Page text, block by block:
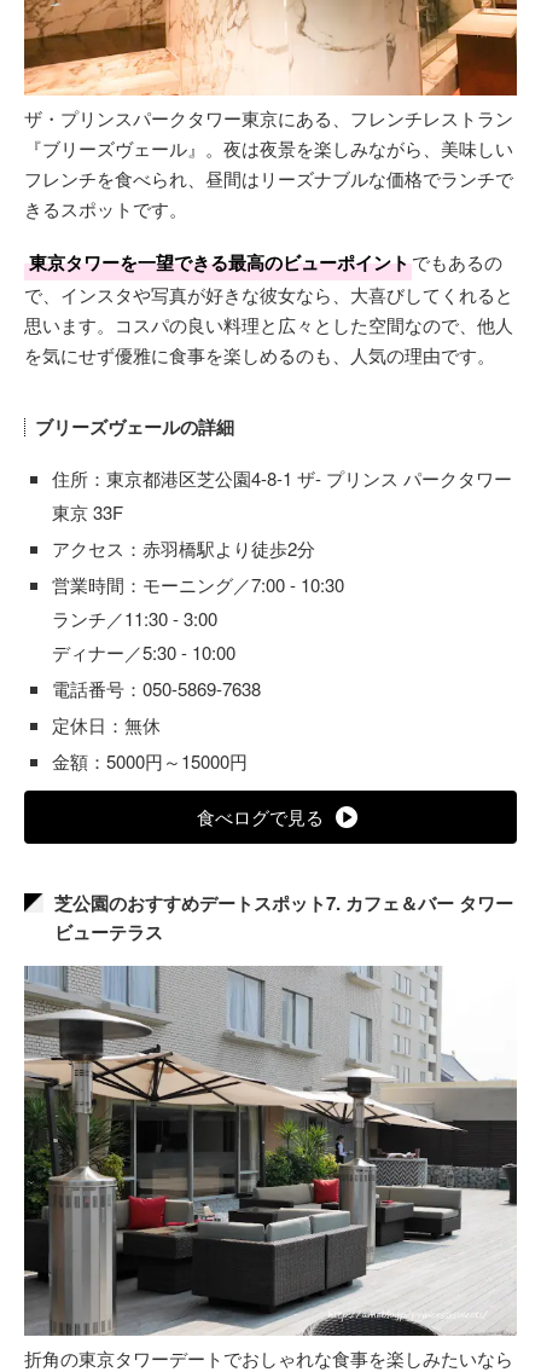
ザ・プリンスパークタワー東京にある、フレンチレストラン
『ブリーズヴェール』。夜は夜景を楽しみながら、美味しい
フレンチを食べられ、昼間はリーズナブルな価格でランチで
きるスポットです。
東京タワーを一望できる最高のビューポイントでもあるの
で、インスタや写真が好きな彼女なら、大喜びしてくれると
思います。コスパの良い料理と広々とした空間なので、他人
を気にせず優雅に食事を楽しめるのも、人気の理由です。
ブリーズヴェールの詳細
住所：東京都港区芝公園4-8-1 ザ- プリンス パークタワー
東京 33F
アクセス：赤羽橋駅より徒歩2分
営業時間：モーニング／7:00 - 10:30
ランチ／11:30 - 3:00
ディナー／5:30 - 10:00
電話番号：050-5869-7638
定休日：無休
金額：5000円～15000円
食べログで見る
芝公園のおすすめデートスポット7. カフェ＆バー タワー
ビューテラス
折角の東京タワーデートでおしゃれな食事を楽しみたいなら